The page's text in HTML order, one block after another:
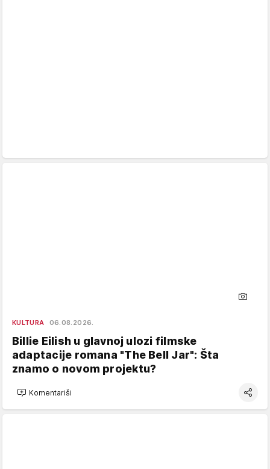
KULTURA 06.08.2026.
Billie Eilish u glavnoj ulozi filmske
adaptacije romana "The Bell Jar": Šta
znamo o novom projektu?
Komentariši